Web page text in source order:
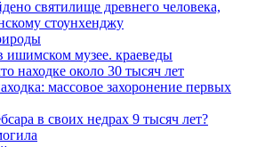
святилище древнего человека,
стоунхенджу
ишимском музее. краеведы
находке около 30 тысяч лет
массовое захоронение первых
в своих недрах 9 тысяч лет?